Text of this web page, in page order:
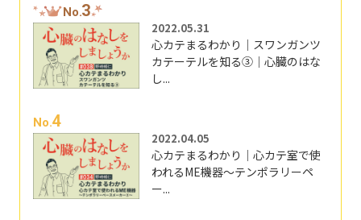
No.3
2022.05.31
心カテまるわかり｜スワンガンツ
カテーテルを知る③｜心臓のはな
し...
No.4
2022.04.05
心カテまるわかり｜心カテ室で使
われるME機器～テンポラリーペ
ー...